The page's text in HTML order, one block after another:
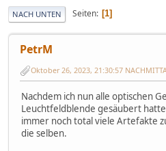
NACH UNTEN Seiten 1
PetrM
Oktober 26, 2023, 21:30:57
Nachdem ich nun alle optischen
Leuchtfeldblende gesäubert
immer noch total viele Artefakte
die selben.